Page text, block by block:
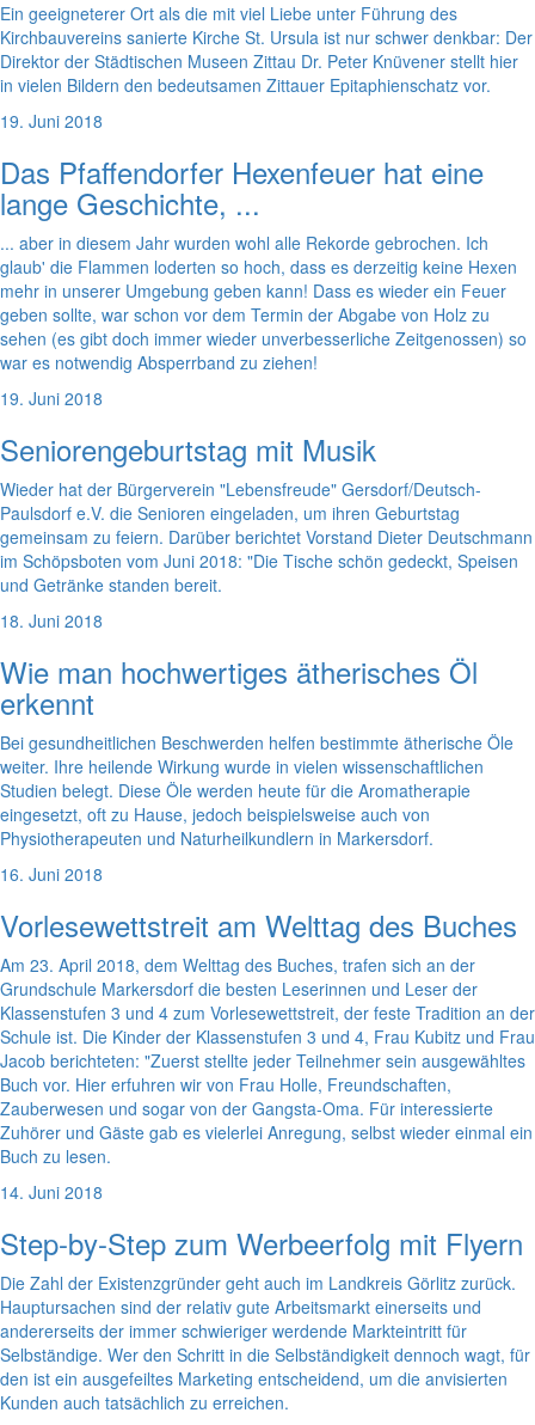
Ein geeigneterer Ort als die mit viel Liebe unter Führung des
Kirchbauvereins sanierte Kirche St. Ursula ist nur schwer denkbar: Der
Direktor der Städtischen Museen Zittau Dr. Peter Knüvener stellt hier
in vielen Bildern den bedeutsamen Zittauer Epitaphienschatz vor.
19. Juni 2018
Das Pfaffendorfer Hexenfeuer hat eine
lange Geschichte, ...
... aber in diesem Jahr wurden wohl alle Rekorde gebrochen. Ich
glaub' die Flammen loderten so hoch, dass es derzeitig keine Hexen
mehr in unserer Umgebung geben kann! Dass es wieder ein Feuer
geben sollte, war schon vor dem Termin der Abgabe von Holz zu
sehen (es gibt doch immer wieder unverbesserliche Zeitgenossen) so
war es notwendig Absperrband zu ziehen!
19. Juni 2018
Seniorengeburtstag mit Musik
Wieder hat der Bürgerverein "Lebensfreude" Gersdorf/Deutsch-
Paulsdorf e.V. die Senioren eingeladen, um ihren Geburtstag
gemeinsam zu feiern. Darüber berichtet Vorstand Dieter Deutschmann
im Schöpsboten vom Juni 2018: "Die Tische schön gedeckt, Speisen
und Getränke standen bereit.
18. Juni 2018
Wie man hochwertiges ätherisches Öl
erkennt
Bei gesundheitlichen Beschwerden helfen bestimmte ätherische Öle
weiter. Ihre heilende Wirkung wurde in vielen wissenschaftlichen
Studien belegt. Diese Öle werden heute für die Aromatherapie
eingesetzt, oft zu Hause, jedoch beispielsweise auch von
Physiotherapeuten und Naturheilkundlern in Markersdorf.
16. Juni 2018
Vorlesewettstreit am Welttag des Buches
Am 23. April 2018, dem Welttag des Buches, trafen sich an der
Grundschule Markersdorf die besten Leserinnen und Leser der
Klassenstufen 3 und 4 zum Vorlesewettstreit, der feste Tradition an der
Schule ist. Die Kinder der Klassenstufen 3 und 4, Frau Kubitz und Frau
Jacob berichteten: "Zuerst stellte jeder Teilnehmer sein ausgewähltes
Buch vor. Hier erfuhren wir von Frau Holle, Freundschaften,
Zauberwesen und sogar von der Gangsta-Oma. Für interessierte
Zuhörer und Gäste gab es vielerlei Anregung, selbst wieder einmal ein
Buch zu lesen.
14. Juni 2018
Step-by-Step zum Werbeerfolg mit Flyern
Die Zahl der Existenzgründer geht auch im Landkreis Görlitz zurück.
Hauptursachen sind der relativ gute Arbeitsmarkt einerseits und
andererseits der immer schwieriger werdende Markteintritt für
Selbständige. Wer den Schritt in die Selbständigkeit dennoch wagt, für
den ist ein ausgefeiltes Marketing entscheidend, um die anvisierten
Kunden auch tatsächlich zu erreichen.